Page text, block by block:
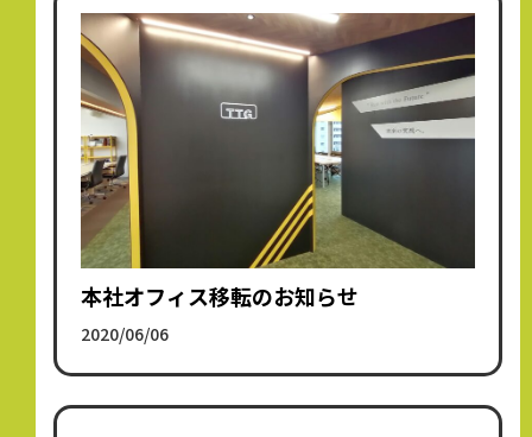
本社オフィス移転のお知らせ
2020/06/06